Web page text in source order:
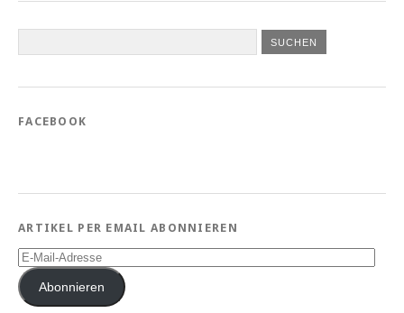
FACEBOOK
ARTIKEL PER EMAIL ABONNIEREN
E-
Mail-
AdresseAbonnieren